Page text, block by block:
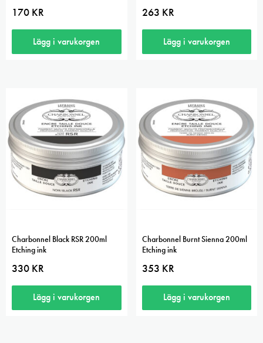
170 KR
Lägg i varukorgen
263 KR
Lägg i varukorgen
Charbonnel Black RSR 200ml
Etching ink
330 KR
Lägg i varukorgen
Charbonnel Burnt Sienna 200ml
Etching ink
353 KR
Lägg i varukorgen